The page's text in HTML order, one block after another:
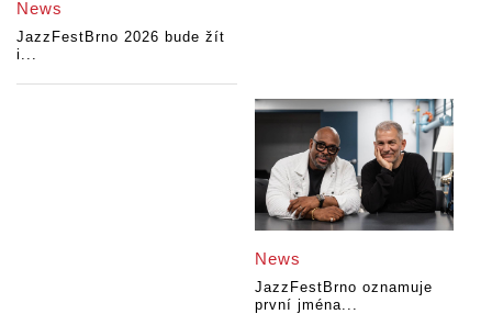
News
JazzFestBrno 2026 bude žít
i...
News
JazzFestBrno oznamuje
první jména...